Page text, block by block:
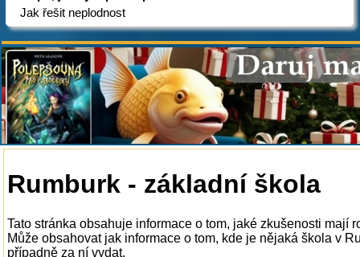
Jak řešit neplodnost
Rumburk - základní škola
Tato stránka obsahuje informace o tom, jaké zkušenosti mají
Může obsahovat jak informace o tom, kde je nějaká škola v
případně za ní vydat.